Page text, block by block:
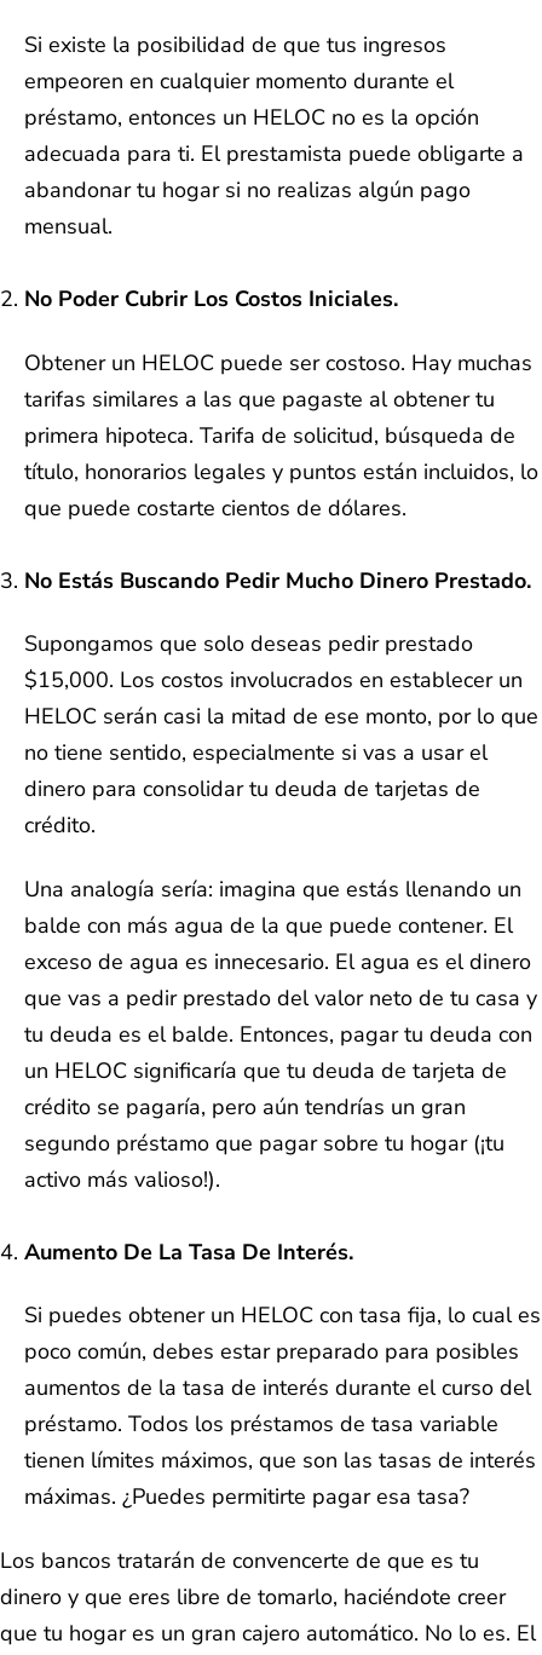
Si existe la posibilidad de que tus ingresos
empeoren en cualquier momento durante el
préstamo, entonces un HELOC no es la opción
adecuada para ti. El prestamista puede obligarte a
abandonar tu hogar si no realizas algún pago
mensual.
No Poder Cubrir Los Costos Iniciales.
Obtener un HELOC puede ser costoso. Hay muchas
tarifas similares a las que pagaste al obtener tu
primera hipoteca. Tarifa de solicitud, búsqueda de
título, honorarios legales y puntos están incluidos, lo
que puede costarte cientos de dólares.
No Estás Buscando Pedir Mucho Dinero Prestado.
Supongamos que solo deseas pedir prestado
$15,000. Los costos involucrados en establecer un
HELOC serán casi la mitad de ese monto, por lo que
no tiene sentido, especialmente si vas a usar el
dinero para consolidar tu deuda de tarjetas de
crédito.
Una analogía sería: imagina que estás llenando un
balde con más agua de la que puede contener. El
exceso de agua es innecesario. El agua es el dinero
que vas a pedir prestado del valor neto de tu casa y
tu deuda es el balde. Entonces, pagar tu deuda con
un HELOC significaría que tu deuda de tarjeta de
crédito se pagaría, pero aún tendrías un gran
segundo préstamo que pagar sobre tu hogar (¡tu
activo más valioso!).
Aumento De La Tasa De Interés.
Si puedes obtener un HELOC con tasa fija, lo cual es
poco común, debes estar preparado para posibles
aumentos de la tasa de interés durante el curso del
préstamo. Todos los préstamos de tasa variable
tienen límites máximos, que son las tasas de interés
máximas. ¿Puedes permitirte pagar esa tasa?
Los bancos tratarán de convencerte de que es tu
dinero y que eres libre de tomarlo, haciéndote creer
que tu hogar es un gran cajero automático. No lo es. El